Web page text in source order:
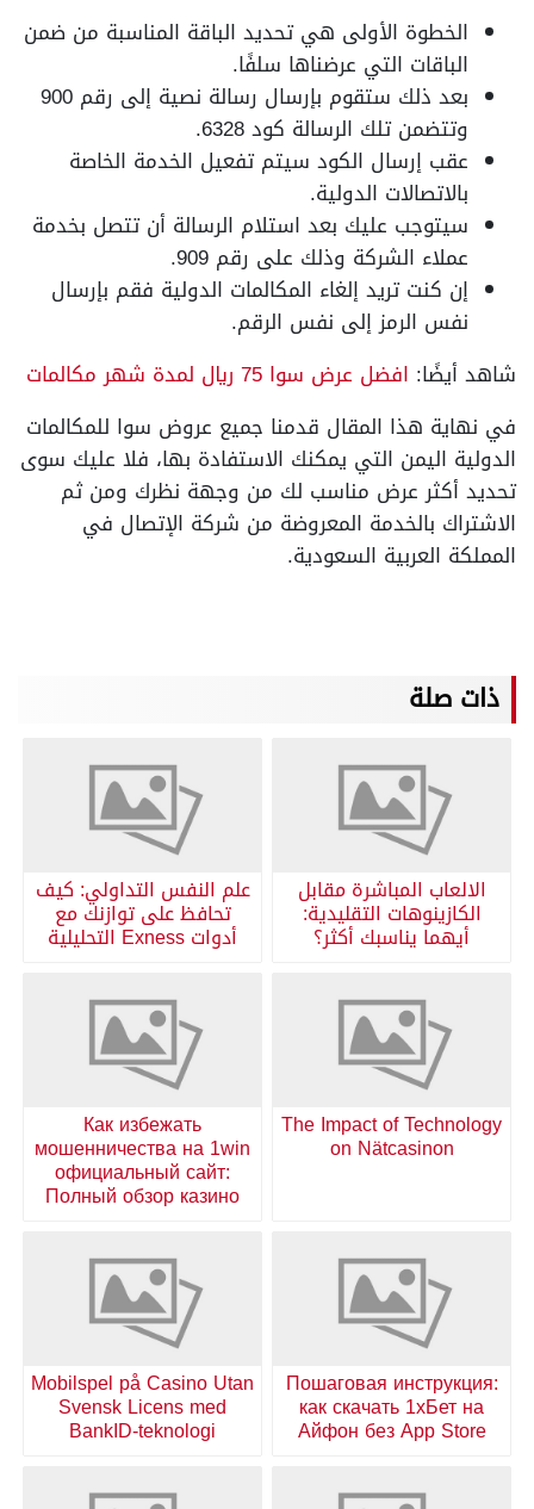
الخطوة الأولى هي تحديد الباقة المناسبة من ضمن
الباقات التي عرضناها سلفًا.
بعد ذلك ستقوم بإرسال رسالة نصية إلى رقم 900
وتتضمن تلك الرسالة كود 6328.
عقب إرسال الكود سيتم تفعيل الخدمة الخاصة
بالاتصالات الدولية.
سيتوجب عليك بعد استلام الرسالة أن تتصل بخدمة
عملاء الشركة وذلك على رقم 909.
إن كنت تريد إلغاء المكالمات الدولية فقم بإرسال
نفس الرمز إلى نفس الرقم.
شاهد أيضًا: افضل عرض سوا 75 ريال لمدة شهر مكالمات
في نهاية هذا المقال قدمنا جميع عروض سوا للمكالمات
الدولية اليمن التي يمكنك الاستفادة بها، فلا عليك سوى
تحديد أكثر عرض مناسب لك من وجهة نظرك ومن ثم
الاشتراك بالخدمة المعروضة من شركة الإتصال في
المملكة العربية السعودية.
ذات صلة
الالعاب المباشرة مقابل
الكازينوهات التقليدية:
أيهما يناسبك أكثر؟
علم النفس التداولي: كيف
تحافظ على توازنك مع
أدوات Exness التحليلية
The Impact of Technology
on Nätcasinon
Как избежать
мошенничества на 1win
официальный сайт:
Полный обзор казино
Пошаговая инструкция:
как скачать 1хБет на
Айфон без App Store
Mobilspel på Casino Utan
Svensk Licens med
BankID-teknologi